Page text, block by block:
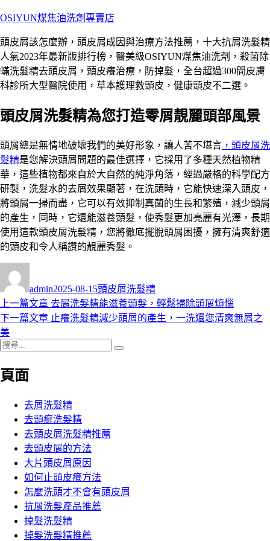
跳
主
要
內
容
OSIYUN煤焦油洗劑專賣店
頭皮屑該怎麼辦，頭皮屑成因與治療方法推薦，十大抗屑洗髮精
人氣2023年最新版排行榜，醫美級OSIYUN煤焦油洗劑，殺菌除
蟎洗髮精去頭皮屑，頭皮癢治療，防掉髮，全台超過300間皮膚
科診所大型醫院使用，草本護理救頭皮，健康頭皮不二選。
頭皮屑洗髮精為您打造零屑靚麗頭部風景
頭屑總是無情地破壞我們的美好形象，讓人苦不堪言 ，頭皮屑洗
髮精是您解決頭屑問題的最佳選擇，它採用了多種天然植物精
華，這些植物都來自於大自然的純淨角落，經過嚴格的科學配方
研製，洗髮水的去屑效果顯著，在洗頭時，它能快速深入頭皮，
將頭屑一掃而盡，它可以有效抑制真菌的生長和繁殖，減少頭屑
的產生，同時，它還能滋養頭髮，使秀髮更加亮麗有光澤，長期
使用這款頭皮屑洗髮精，您將徹底擺脫頭屑困擾，擁有清爽舒適
的頭皮和令人稱讚的靚麗秀髮。
者
admin佈
日
期:
2025-08-15類
頭皮屑洗髮精
文
章
導
覽
上一篇文章 上
一
去屑洗髮精能滋養頭髮，輕鬆掃除頭屑煩惱
下一篇文章 下
止癢洗髮精減少頭屑的產生，一洗還您清爽無屑之
美
搜
關
頁面
去屑洗髮精
去頭癬洗髮精
去頭皮屑洗髮精推薦
去頭皮屑的方法
大片頭皮屑原因
如何止頭皮癢方法
怎麼洗頭才不會有頭皮屑
抗屑洗髮產品推薦
掉髮洗髮精
掉髮洗髮精推薦